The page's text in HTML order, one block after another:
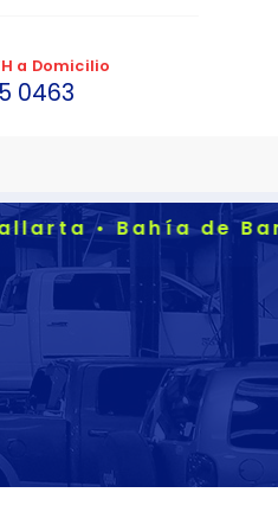
a Domicilio
0463
Bahía de